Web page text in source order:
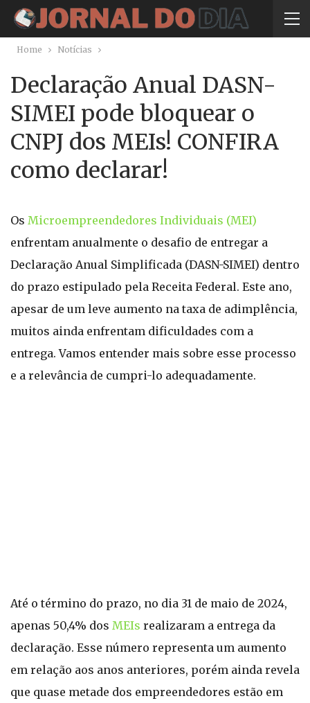
Home Notícias
Declaração Anual DASN-
SIMEI pode bloquear o
CNPJ dos MEIs! CONFIRA
como declarar!
Os Microempreendedores Individuais (MEI)
enfrentam anualmente o desafio de entregar a
Declaração Anual Simplificada (DASN-SIMEI) dentro
do prazo estipulado pela Receita Federal. Este ano,
apesar de um leve aumento na taxa de adimplência,
muitos ainda enfrentam dificuldades com a
entrega. Vamos entender mais sobre esse processo
e a relevância de cumpri-lo adequadamente.
Até o término do prazo, no dia 31 de maio de 2024,
apenas 50,4% dos MEIs realizaram a entrega da
declaração. Esse número representa um aumento
em relação aos anos anteriores, porém ainda revela
que quase metade dos empreendedores estão em